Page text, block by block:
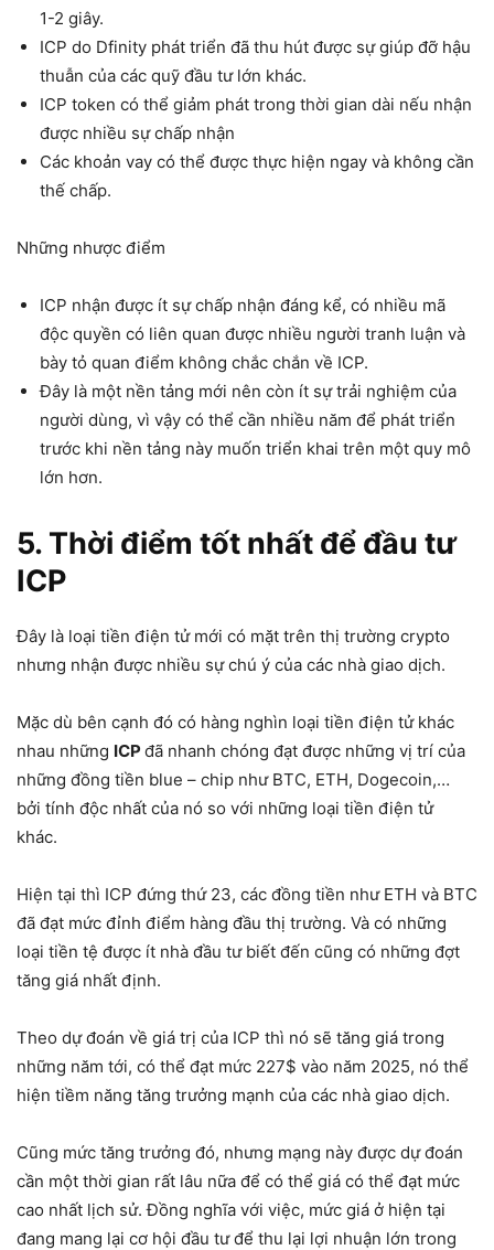
1-2 giây.
ICP do Dfinity phát triển đã thu hút được sự giúp đỡ hậu
thuẫn của các quỹ đầu tư lớn khác.
ICP token có thể giảm phát trong thời gian dài nếu nhận
được nhiều sự chấp nhận
Các khoản vay có thể được thực hiện ngay và không cần
thế chấp.
Những nhược điểm
ICP nhận được ít sự chấp nhận đáng kể, có nhiều mã
độc quyền có liên quan được nhiều người tranh luận và
bày tỏ quan điểm không chắc chắn về ICP.
Đây là một nền tảng mới nên còn ít sự trải nghiệm của
người dùng, vì vậy có thể cần nhiều năm để phát triển
trước khi nền tảng này muốn triển khai trên một quy mô
lớn hơn.
5. Thời điểm tốt nhất để đầu tư
ICP
Đây là loại tiền điện tử mới có mặt trên thị trường crypto
nhưng nhận được nhiều sự chú ý của các nhà giao dịch.
Mặc dù bên cạnh đó có hàng nghìn loại tiền điện tử khác
nhau những ICP đã nhanh chóng đạt được những vị trí của
những đồng tiền blue – chip như BTC, ETH, Dogecoin,…
bởi tính độc nhất của nó so với những loại tiền điện tử
khác.
Hiện tại thì ICP đứng thứ 23, các đồng tiền như ETH và BTC
đã đạt mức đỉnh điểm hàng đầu thị trường. Và có những
loại tiền tệ được ít nhà đầu tư biết đến cũng có những đợt
tăng giá nhất định.
Theo dự đoán về giá trị của ICP thì nó sẽ tăng giá trong
những năm tới, có thể đạt mức 227$ vào năm 2025, nó thể
hiện tiềm năng tăng trưởng mạnh của các nhà giao dịch.
Cũng mức tăng trưởng đó, nhưng mạng này được dự đoán
cần một thời gian rất lâu nữa để có thể giá có thể đạt mức
cao nhất lịch sử. Đồng nghĩa với việc, mức giá ở hiện tại
đang mang lại cơ hội đầu tư để thu lại lợi nhuận lớn trong